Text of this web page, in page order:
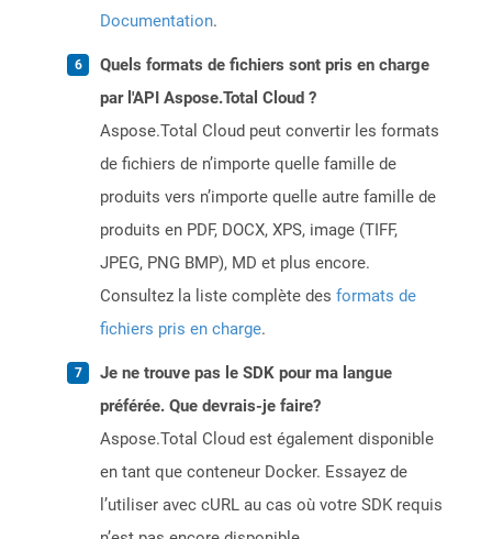
Documentation.
Quels formats de fichiers sont pris en charge
par l'API Aspose.Total Cloud ?
Aspose.Total Cloud peut convertir les formats
de fichiers de n’importe quelle famille de
produits vers n’importe quelle autre famille de
produits en PDF, DOCX, XPS, image (TIFF,
JPEG, PNG BMP), MD et plus encore.
Consultez la liste complète des formats de
fichiers pris en charge.
Je ne trouve pas le SDK pour ma langue
préférée. Que devrais-je faire?
Aspose.Total Cloud est également disponible
en tant que conteneur Docker. Essayez de
l’utiliser avec cURL au cas où votre SDK requis